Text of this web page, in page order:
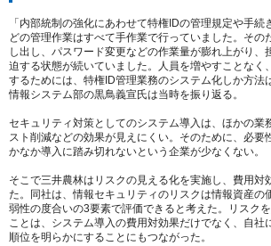
「内部統制の強化にあわせて特権IDの管理規定や手続
どの管理作業はすべて手作業で行っていました。その
し出し、パスワード変更などの作業量が膨れ上がり、
迫する状態が続いていました。人員を増やすことなく
するためには、特権ID管理業務のシステム化しか方法
情報システム部の黒鳥義宣氏は当時を振り返る。
セキュリティ対策としてのシステム導入は、ほかの業
スト削減などの効果が見えにくい。そのために、必要
かなか導入に踏み切れないという企業が少なくない。
そこで三井農林はリスクの見える化を実施し、費用対
た。同社は、情報セキュリティのリスクは情報資産の
弱性の度合いの3要素で評価できると考えた。リスク
ことは、システム導入の費用対効果だけでなく、自社
順位を明らかにすることにもつながった。